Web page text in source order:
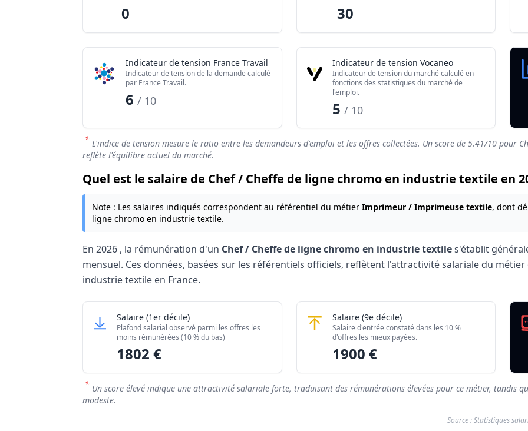
0 30
Indicateur de tension France Travail
Indicateur de tension de la demande calculé
par France Travail.
6 / 10
Indicateur de tension Vocaneo
Indicateur de tension du marché calculé en
fonctions des statistiques du marché de
l'emploi.
5/ 10
* L'indice de tension mesure le ratio entre les demandeurs d'emploi et les offres collectées. Un score de 5.41/10 pour
reflète l'équilibre actuel du marché.
Quel est le salaire de Chef / Cheffe de ligne chromo en industrie textile en
Note : Les salaires indiqués correspondent au référentiel du métier Imprimeur / Imprimeuse textile, dont
ligne chromo en industrie textile.
En 2026 , la rémunération d'un Chef / Cheffe de ligne chromo en industrie textiles'établit
mensuel. Ces données, basées sur les référentiels officiels, reflètent l'attractivité salariale du
industrie textile en France.
Grille salariale Chef / Cheffe de ligne chromo en industrie textile 2026
Niveau de salaire (Déciles)
Montant mensuel brut
Salaire minimum (10% les moins rémunérés)
Salaire maximum (10% les mieux rémunérés)
Salaire Chef / Cheffe de ligne chromo en industrie textile
(1er décile)
Plafond salarial observé parmi les offres les
moins rémunérées (10 % du bas)
1802 €
SalaireChef / Cheffe de ligne chromo en
(9e décile)
Salaire d'entrée constaté dans les 10 %
d'offres les mieux payées.
1900 €
* Un score élevé indique une attractivité salariale forte, traduisant des rémunérations élevées pour ce métier, tandis
modeste.
Source : Statistiques